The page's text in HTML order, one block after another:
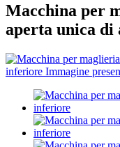
Macchina per
aperta unica di